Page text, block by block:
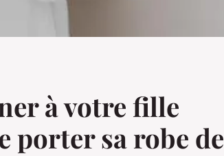
à votre fille
porter sa robe de